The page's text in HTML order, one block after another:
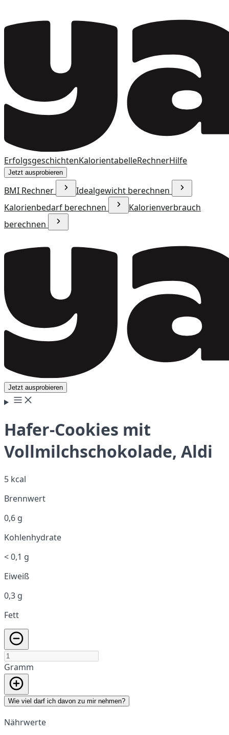
ErfolgsgeschichtenKalorientabelleRechnerHilfe
Jetzt ausprobieren
BMI Rechner
Idealgewicht berechnen
Kalorienbedarf berechnen
Kalorienverbrauch
berechnen
Jetzt ausprobieren
Hafer-Cookies mit
Vollmilchschokolade, Aldi
5 kcal
Brennwert
0,6 g
Kohlenhydrate
< 0,1 g
Eiweiß
0,3 g
Fett
Gramm
Wie viel darf ich davon zu mir nehmen?
Nährwerte